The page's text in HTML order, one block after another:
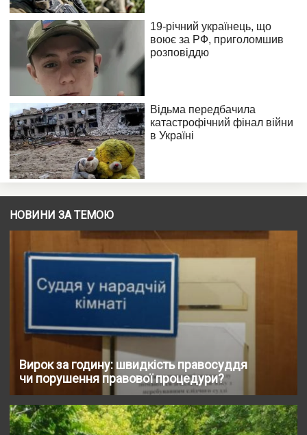
НОВИНИ ЗА ТЕМОЮ
Вирок за годину: швидкість правосуддя
чи порушення правової процедури?